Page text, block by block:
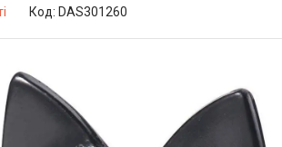
Код: DAS301260